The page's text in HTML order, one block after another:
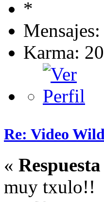
Karma: 20
Re: Video
«
muy txulo!!